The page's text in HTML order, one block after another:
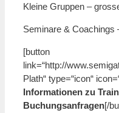
Kleine Gruppen –
Seminare & Coachings
[button
link=“http://
Plath“ type=“icon“
Informationen zu
Buchungsanfragen[/